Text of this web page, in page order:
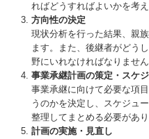
ればどうすればよいかを考え
方向性の決定
現状分析を行った結果、親
ます。また、後継者がどう
野にいれなければなりません
事業承継計画の策定・スケ
事業承継に向けて必要な項
うのかを決定し、スケジュ
整理してまとめる必要があり
計画の実施・見直し